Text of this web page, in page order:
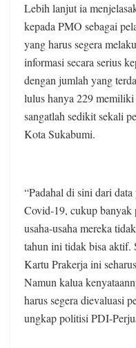
Lebih lanjut ia
kepada PMO sebagai
yang harus segera
informasi secara serius
dengan jumlah yang
lulus hanya 229
sangatlah sedikit sekali
Kota Sukabumi.
“Padahal di sini dari
Covid-19, cukup
usaha-usaha mereka
tahun ini tidak bisa aktif.
Kartu Prakerja ini
Namun kalua
harus segera dievaluasi
ungkap politisi PDI-